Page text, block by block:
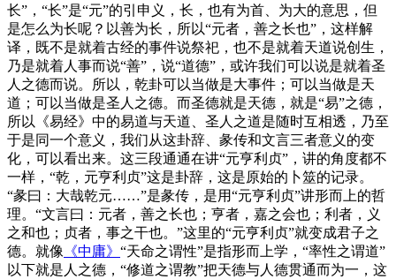
长”，“长”是“元”的引申义，长，也有为首、为大的意思，但
是怎么为长呢？以善为长，所以“元者，善之长也”，这样解
译，既不是就着古经的事件说祭祀，也不是就着天道说创生，
乃是就着人事而说“善”，说“道德”，或许我们可以说是就着圣
人之德而说。所以，乾卦可以当做是大事件；可以当做是天
道；可以当做是圣人之德。而圣德就是天德，就是“易”之德，
所以《易经》中的易道与天道、圣人之道是随时互相透，乃至
于是同一个意义，我们从这卦辞、彖传和文言三者意义的变
化，可以看出来。这三段通通在讲“元亨利贞”，讲的角度都不
一样，“乾，元亨利贞”这是卦辞，这是原始的卜筮的记录。
“彖曰：大哉乾元……”是彖传，是用“元亨利贞”讲形而上的哲
理。“文言曰：元者，善之长也；亨者，嘉之会也；利者，义
之和也；贞者，事之干也。”这里的“元亨利贞”就变成君子之
德。就像 《中庸》 “天命之谓性”是指形而上学，“率性之谓道”
以下就是人之德，“修道之谓教”把天德与人德贯通而为一，这